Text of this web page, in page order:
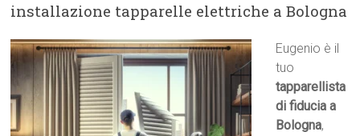
installazione tapparelle elettriche a Bologna
Eugenio è il
tuo
tapparellista
di fiducia a
Bologna,